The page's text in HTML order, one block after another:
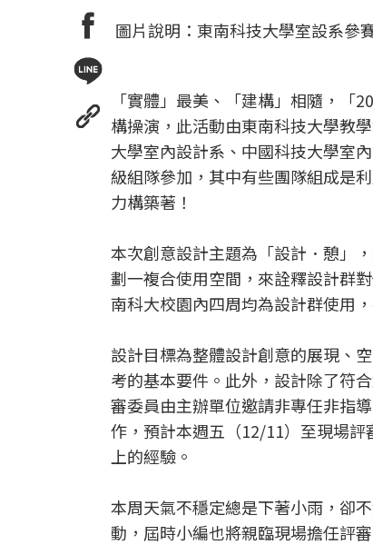
圖片說明：東南科技大學室設系參
「實體」最美、「建構」相隨，「
構操演，此活動由東南科技大學教
大學室內設計系、中國科技大學室
級組隊參加，其中有些團隊組成是
力構築著！
本次創意設計主題為「設計．憩」
劃一複合使用空間，來詮釋設計群
南科大校園內四周均為設計群使用
設計目標為整體設計創意的展現、
考的基本要件。此外，設計除了符
審委員由主辦單位邀請非專任非指
作，預計本週五（12/11）至現場
上的經驗。
本周天氣不穩定總是下著小雨，卻
動，屆時小編也將親臨現場擔任評